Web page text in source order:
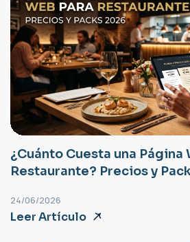
¿Cuánto Cuesta una Página
Restaurante? Precios y
24/06/2026
Leer Artículo